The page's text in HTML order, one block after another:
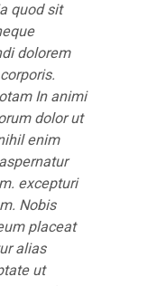
quod sit
dolorem
In animi
dolor ut
enim
excepturi
Nobis
placeat
alias
ut